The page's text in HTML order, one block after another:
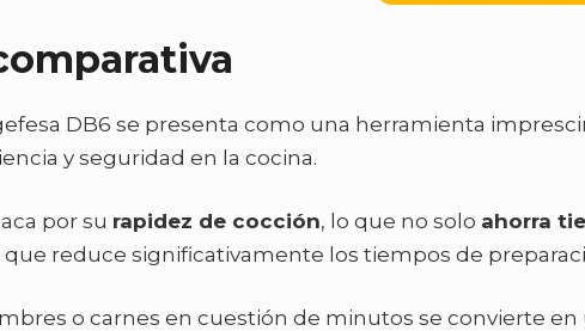
DB6 se presenta como una herramienta
y seguridad en la cocina.
por su rapidez de cocción, lo que no solo ahorra
que reduce significativamente los tiempos de
o carnes en cuestión de minutos se convierte en